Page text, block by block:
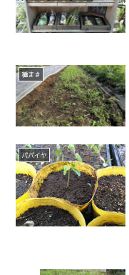
種まき
パパイヤ